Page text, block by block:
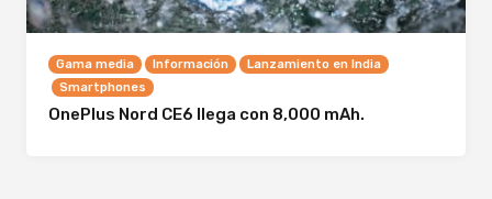
Gama media Información
Lanzamiento en India
Smartphones
OnePlus Nord CE6 llega con 8,000 mAh.